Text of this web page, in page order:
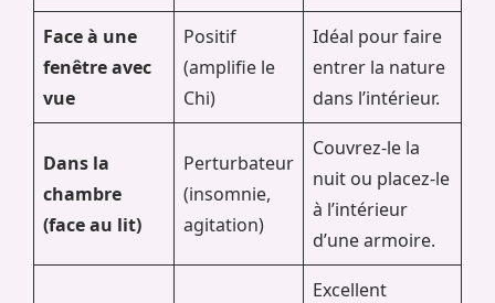
Face à une
fenêtre avec
vue
Positif
(amplifie le
Chi)
Idéal pour faire
entrer la nature
dans l’intérieur.
Dans la
chambre
(face au lit)
Perturbateur
(insomnie,
agitation)
Couvrez-le la
nuit ou placez-le
à l’intérieur
d’une armoire.
Excellent